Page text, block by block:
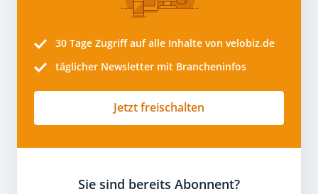
30 Tage Zugriff auf alle Inhalte von velobiz.de
täglicher Newsletter mit Brancheninfos
Jetzt freischalten
Sie sind bereits Abonnent?